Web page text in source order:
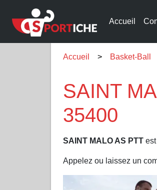
Accueil
Accueil Basket-Ball
SAINT
35400
SAINT MALO AS PTT
Appelez ou laissez un